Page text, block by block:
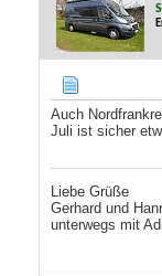
Auch
Juli ist sicher
Liebe Grüße
Gerhard und
unterwegs mit